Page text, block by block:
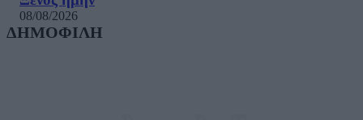
08/08/2026
ΔΗΜΟΦΙΛΗ